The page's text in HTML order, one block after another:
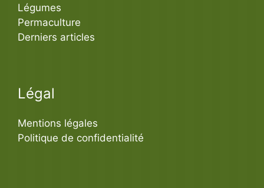
Légumes
Permaculture
Derniers articles
Légal
Mentions légales
Politique de confidentialité